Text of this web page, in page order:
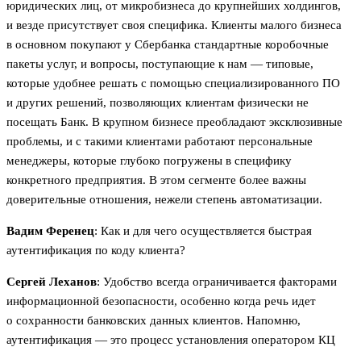
юридических лиц, от микробизнеса до крупнейших холдингов,
и везде присутствует своя специфика. Клиенты малого бизнеса
в основном покупают у Сбербанка стандартные коробочные
пакеты услуг, и вопросы, поступающие к нам — типовые,
которые удобнее решать с помощью специализированного ПО
и других решений, позволяющих клиентам физически не
посещать Банк. В крупном бизнесе преобладают эксклюзивные
проблемы, и с такими клиентами работают персональные
менеджеры, которые глубоко погружены в специфику
конкретного предприятия. В этом сегменте более важны
доверительные отношения, нежели степень автоматизации.
Вадим Ференец: Как и для чего осуществляется быстрая
аутентификация по коду клиента?
Сергей Леханов: Удобство всегда ограничивается факторами
информационной безопасности, особенно когда речь идет
о сохранности банковских данных клиентов. Напомню,
аутентификация — это процесс установления оператором КЦ